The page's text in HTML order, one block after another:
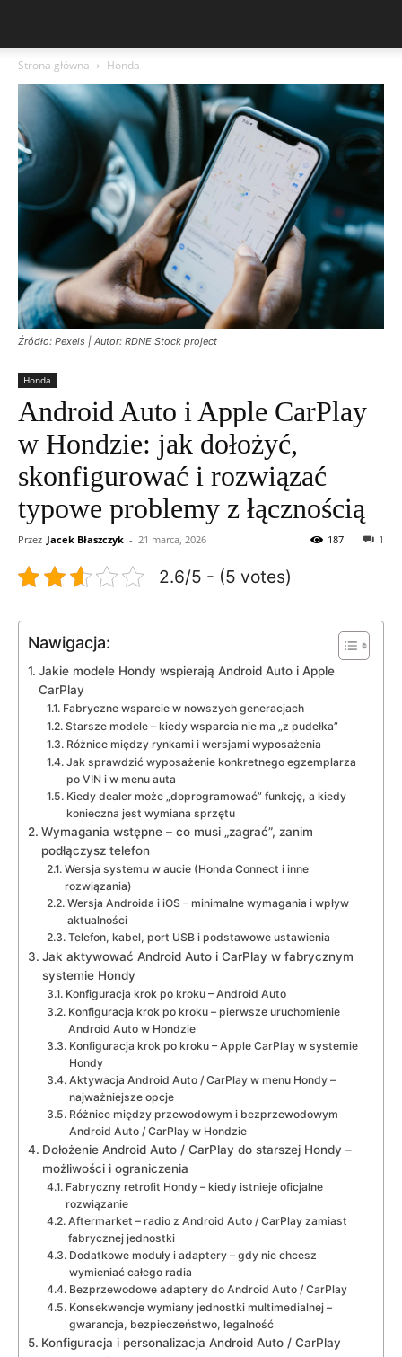
Strona główna Honda
Źródło: Pexels | Autor: RDNE Stock project
Honda
Android Auto i Apple CarPlay
w Hondzie: jak dołożyć,
skonfigurować i rozwiązać
typowe problemy z łącznością
Przez Jacek Błaszczyk - 21 marca, 2026 1
187
2.6/5 - (5 votes)
Nawigacja:
Jakie modele Hondy wspierają Android Auto i Apple
CarPlay
Fabryczne wsparcie w nowszych generacjach
Starsze modele – kiedy wsparcia nie ma „z pudełka”
Różnice między rynkami i wersjami wyposażenia
Jak sprawdzić wyposażenie konkretnego egzemplarza
po VIN i w menu auta
Kiedy dealer może „doprogramować” funkcję, a kiedy
konieczna jest wymiana sprzętu
Wymagania wstępne – co musi „zagrać”, zanim
podłączysz telefon
Wersja systemu w aucie (Honda Connect i inne
rozwiązania)
Wersja Androida i iOS – minimalne wymagania i wpływ
aktualności
Telefon, kabel, port USB i podstawowe ustawienia
Jak aktywować Android Auto i CarPlay w fabrycznym
systemie Hondy
Konfiguracja krok po kroku – Android Auto
Konfiguracja krok po kroku – pierwsze uruchomienie
Android Auto w Hondzie
Konfiguracja krok po kroku – Apple CarPlay w systemie
Hondy
Aktywacja Android Auto / CarPlay w menu Hondy –
najważniejsze opcje
Różnice między przewodowym i bezprzewodowym
Android Auto / CarPlay w Hondzie
Dołożenie Android Auto / CarPlay do starszej Hondy –
możliwości i ograniczenia
Fabryczny retrofit Hondy – kiedy istnieje oficjalne
rozwiązanie
Aftermarket – radio z Android Auto / CarPlay zamiast
fabrycznej jednostki
Dodatkowe moduły i adaptery – gdy nie chcesz
wymieniać całego radia
Bezprzewodowe adaptery do Android Auto / CarPlay
Konsekwencje wymiany jednostki multimedialnej –
gwarancja, bezpieczeństwo, legalność
Konfiguracja i personalizacja Android Auto / CarPlay